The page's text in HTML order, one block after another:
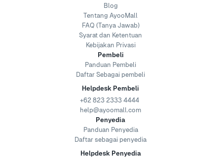
Blog
Tentang AyooMall
FAQ (Tanya Jawab)
Syarat dan Ketentuan
Kebijakan Privasi
Pembeli
Panduan Pembeli
Daftar Sebagai pembeli
Helpdesk Pembeli
+62 823 2333 4444
help@ayoomall.com
Penyedia
Panduan Penyedia
Daftar sebagai penyedia
Helpdesk Penyedia